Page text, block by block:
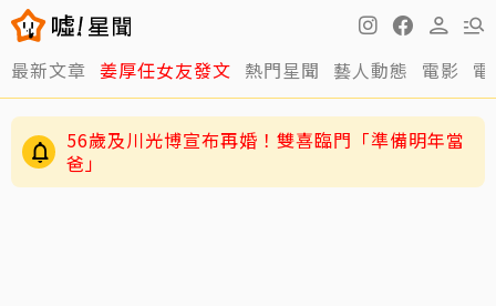
最新文章 姜厚任女友發文 熱門星聞 藝人動態 電影
56歲及川光博宣布再婚！雙喜臨門「準備明年當
爸」